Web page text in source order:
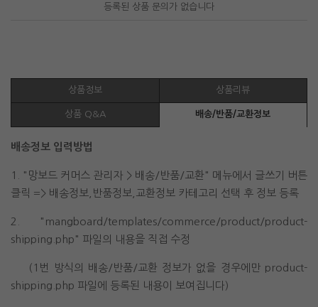
등록된 상품 문의가 없습니다
상품정보 상품리뷰
상품 Q&A 배송/반품/교환정보
배송정보 입력방법
1. "망보드 커머스 관리자 > 배송/반품/교환" 메뉴에서 글쓰기 버튼
클릭 => 배송정보,반품정보,교환정보 카테고리 선택 후 정보 등록
2. "mangboard/templates/commerce/product/product-
shipping.php" 파일의 내용을 직접 수정
(1번 방식의 배송/반품/교환 정보가 없을 경우에만 product-
shipping.php 파일에 등록된 내용이 보여집니다)